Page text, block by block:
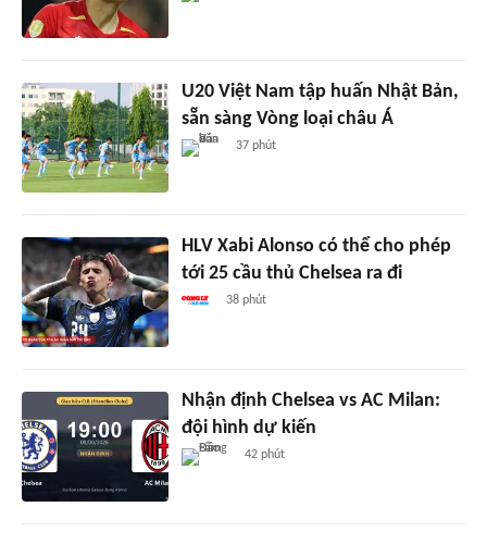
U20 Việt Nam tập huấn Nhật Bản,
sẵn sàng Vòng loại châu Á
37 phút
HLV Xabi Alonso có thể cho phép
tới 25 cầu thủ Chelsea ra đi
38 phút
Nhận định Chelsea vs AC Milan:
đội hình dự kiến
42 phút